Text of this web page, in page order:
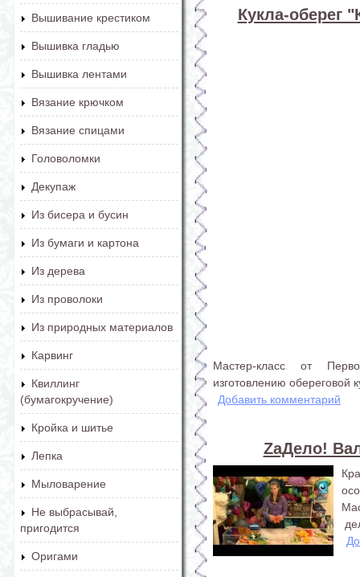
Вышивание крестиком
Вышивка гладью
Вышивка лентами
Вязание крючком
Вязание спицами
Головоломки
Декупаж
Из бисера и бусин
Из бумаги и картона
Из дерева
Из проволоки
Из природных материалов
Карвинг
Квиллинг
(бумагокручение)
Кройка и шитье
Лепка
Мыловарение
Не выбрасывай,
пригодится
Оригами
Кукла-оберег
Мастер-класс от
изготовлению обереговой
Добавить комментарий
ZaДело!